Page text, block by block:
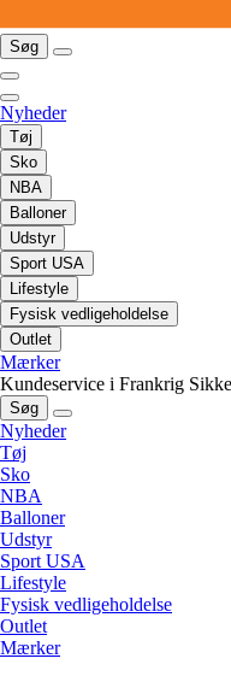
Søg
Nyheder
Tøj
Sko
NBA
Balloner
Udstyr
Sport USA
Lifestyle
Fysisk vedligeholdelse
Outlet
Mærker
Kundeservice i Frankrig
Søg
Nyheder
Tøj
Sko
NBA
Balloner
Udstyr
Sport USA
Lifestyle
Fysisk vedligeholdelse
Outlet
Mærker